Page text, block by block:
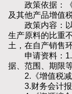
政策依据：《
及其他产品增值
政策内容：以
生产原料的比重
土，在自产销售
申请资料：1.
据、范围、期限等
2.《增值税减
3.财务会计报